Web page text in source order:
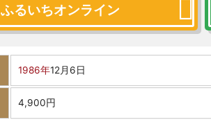
ふるいちオンライン
1986年12月6日
4,900円